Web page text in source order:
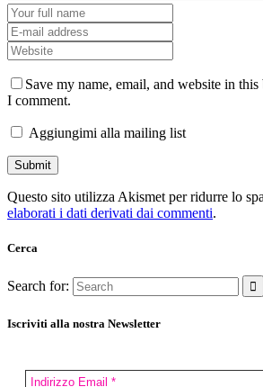
Save my name, email, and website in
I comment.
Aggiungimi alla mailing list
Questo sito utilizza Akismet per ridurre lo
elaborati i dati derivati dai commenti.
Cerca
Search for:
Iscriviti alla nostra Newsletter